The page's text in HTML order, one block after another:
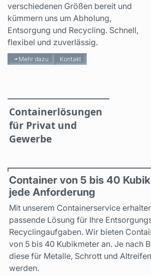
verschiedenen Größen bereit und
kümmern uns um Abholung,
Entsorgung und Recycling. Schnell,
flexibel und zuverlässig.
Mehr dazu Kontakt
Containerlösungen
für Privat und
Gewerbe
Container von 5 bis 40
jede Anforderung
Mit unserem Containerservice
passende Lösung für Ihre
Recyclingaufgaben. Wir bieten
von 5 bis 40 Kubikmeter an. Je nach
diese für Metalle, Schrott und
werden.